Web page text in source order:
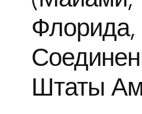
Флорида,
Штаты